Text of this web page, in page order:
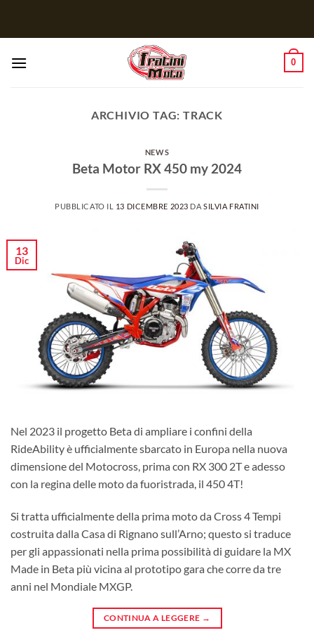
0
ARCHIVIO TAG:TRACK
NEWS
Beta Motor RX 450 my 2024
PUBBLICATO IL 13 DICEMBRE 2023 DASILVIA FRATINI
13
Dic
Nel 2023 il progetto Beta di ampliare i confini della
RideAbility è ufficialmente sbarcato in Europa nella nuova
dimensione del Motocross, prima con RX 300 2T e adesso
con la regina delle moto da fuoristrada, il 450 4T!
Si tratta ufficialmente della prima moto da Cross 4 Tempi
costruita dalla Casa di Rignano sull’Arno; questo si traduce
per gli appassionati nella prima possibilità di guidare la MX
Made in Beta più vicina al prototipo gara che corre da tre
anni nel Mondiale MXGP.
CONTINUA A LEGGERE →